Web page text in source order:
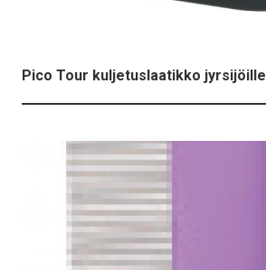
Pico Tour kuljetuslaatikko jyrsijöille